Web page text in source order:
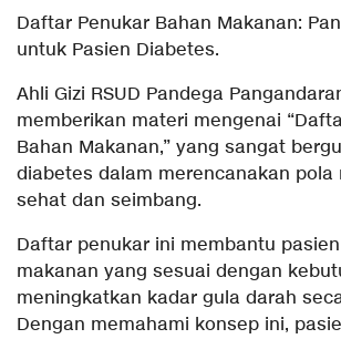
Daftar Penukar Bahan Makanan:
untuk Pasien Diabetes.
Ahli Gizi RSUD Pandega
memberikan materi mengenai
Bahan Makanan,” yang sangat
diabetes dalam merencanakan pola
sehat dan seimbang.
Daftar penukar ini membantu
makanan yang sesuai dengan
meningkatkan kadar gula darah
Dengan memahami konsep ini,